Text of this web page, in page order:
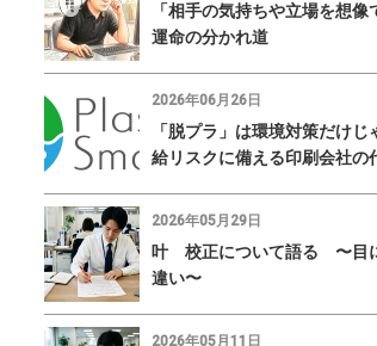
「相手の気持ちや立場を想像
運命の分かれ道
2026年06月26日
「脱プラ」は環境対策だけじ
給リスクに備える印刷会社の
2026年05月29日
叶 校正について語る 〜目
違い〜
2026年05月11日